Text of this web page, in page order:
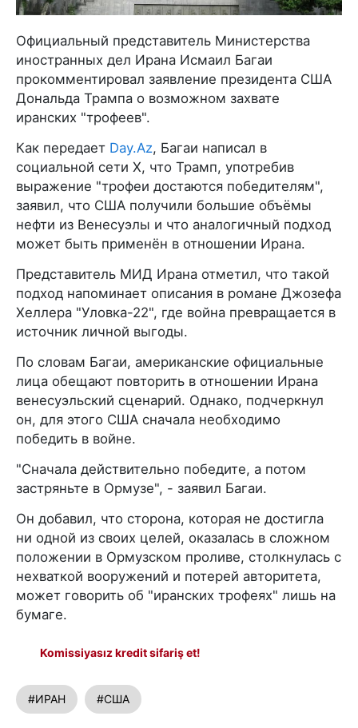
Официальный представитель Министерства
иностранных дел Ирана Исмаил Багаи
прокомментировал заявление президента США
Дональда Трампа о возможном захвате
иранских "трофеев".
Как передает Day.Az, Багаи написал в
социальной сети X, что Трамп, употребив
выражение "трофеи достаются победителям",
заявил, что США получили большие объёмы
нефти из Венесуэлы и что аналогичный подход
может быть применён в отношении Ирана.
Представитель МИД Ирана отметил, что такой
подход напоминает описания в романе Джозефа
Хеллера "Уловка-22", где война превращается в
источник личной выгоды.
По словам Багаи, американские официальные
лица обещают повторить в отношении Ирана
венесуэльский сценарий. Однако, подчеркнул
он, для этого США сначала необходимо
победить в войне.
"Сначала действительно победите, а потом
застряньте в Ормузе", - заявил Багаи.
Он добавил, что сторона, которая не достигла
ни одной из своих целей, оказалась в сложном
положении в Ормузском проливе, столкнулась с
нехваткой вооружений и потерей авторитета,
может говорить об "иранских трофеях" лишь на
бумаге.
Komissiyasız kredit sifariş et!
#ИРАН #США